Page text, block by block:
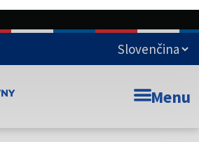
stránka Prešovského
Menu